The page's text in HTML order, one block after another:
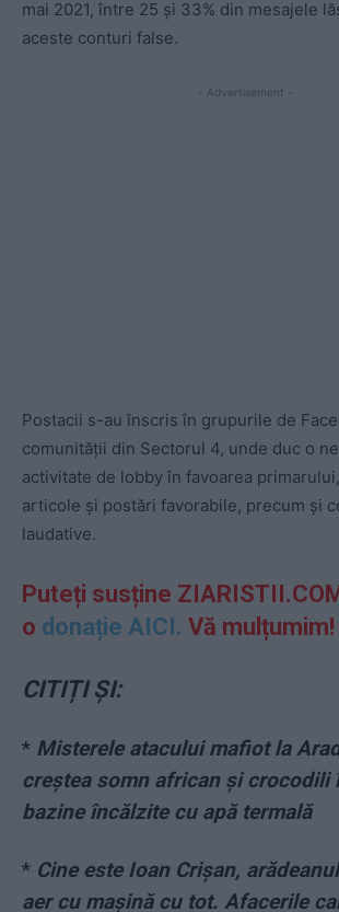
mai 2021, între 25 și 33% din mesajele
aceste conturi false.
- Advertisement -
Postacii s-au înscris în grupurile de
comunității din Sectorul 4, unde duc o
activitate de lobby în favoarea
articole și postări favorabile, precum și
laudative.
Puteți susține
o donație AICI. Vă mulțumim!
CITIȚI ȘI:
* Misterele atacului mafiot la
creștea somn african și crocodili
bazine încălzite cu apă termală
* Cine este Ioan Crișan,
aer cu mașină cu tot. Afacerile